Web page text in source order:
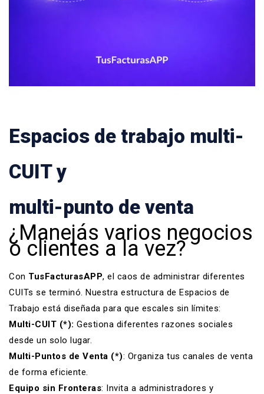
Espacios de trabajo multi-
CUIT y
multi-punto de venta
¿Manejás varios negocios
o clientes a la vez?
Con TusFacturasAPP, el caos de administrar diferentes
CUITs se terminó. Nuestra estructura de Espacios de
Trabajo está diseñada para que escales sin límites:
Multi-CUIT (*): Gestiona diferentes razones sociales
desde un solo lugar.
Multi-Puntos de Venta (*): Organiza tus canales de venta
de forma eficiente.
Equipo sin Fronteras: Invita a administradores y